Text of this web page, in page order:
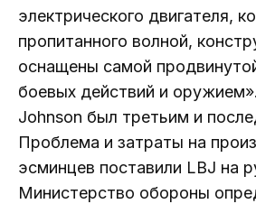
электрического двигателя,
пропитанного волной,
оснащены самой
боевых действий и
Johnson был третьим и
Проблема и затраты на
эсминцев поставили LBJ на
Министерство обороны